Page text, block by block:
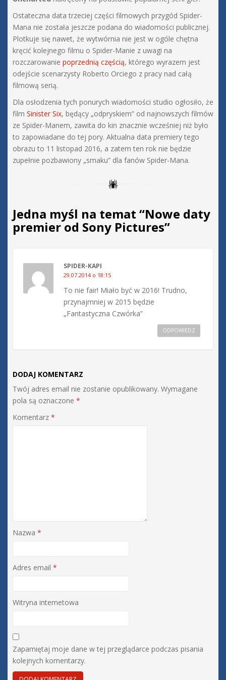
Ostateczna data trzeciej części filmowych przygód Spider-
Mana nie została jeszcze podana do wiadomości publicznej.
Plotkuje się nawet, że wytwórnia nie jest w ogóle chętna
kręcić kolejnego filmu o Spider-Manie z uwagi na
rozczarowanie poprzednią częścią, którego wyrazem jest
odejście scenarzysty Roberto Orciego z pracy nad całą
filmową serią.
Dla osłodzenia tych ponurych wiadomości studio ogłosiło, że
film Sinister Six, będący „odpryskiem” od najnowszych filmów
ze Spider-Manem, zawita do kin znacznie wcześniej niż było
to zapowiadane do tej pory. Aktualna data premiery tego
obrazu to 11 listopad 2016, a zatem ten rok nie będzie
zupełnie pozbawiony „smaku” dla fanów Spider-Mana.
Jedna myśl na temat “Nowe daty
premier od Sony Pictures”
SPIDER-KAPI
29.07.2014 o 18:15
To nie fair! Miało być w 2016! Trudno,
przynajmniej w 2015 będzie
„Fantastyczna Czwórka”
ODPOWIEDZ
DODAJ KOMENTARZ
Twój adres email nie zostanie opublikowany. Wymagane
pola są oznaczone *
Komentarz *
Nazwa *
Adres email *
Witryna internetowa
Zapamiętaj moje dane w tej przeglądarce podczas pisania
kolejnych komentarzy.